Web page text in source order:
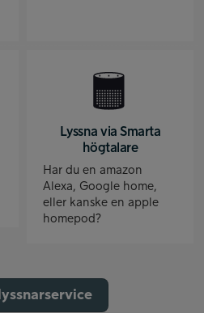
Lyssna via Smarta
högtalare
Har du en amazon
Alexa, Google home,
eller kanske en apple
homepod?